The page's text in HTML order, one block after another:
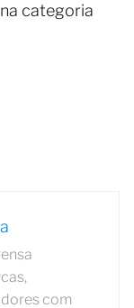
categoria
com